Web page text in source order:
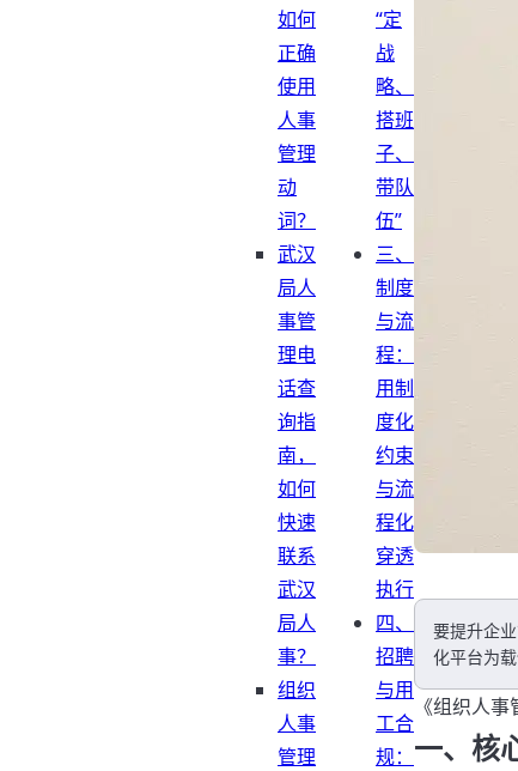
如何
正确
使用
人事
管理
动
词？
武汉
局人
事管
理电
话查
询指
南，
如何
快速
联系
武汉
局人
事？
组织
人事
管理
“定
战
略、
搭班
子、
带队
伍”
三、
制度
与流
程：
用制
度化
约束
与流
程化
穿透
执行
四、
招聘
与用
工合
规：
要提升企
化平台为
《组织人
一、核